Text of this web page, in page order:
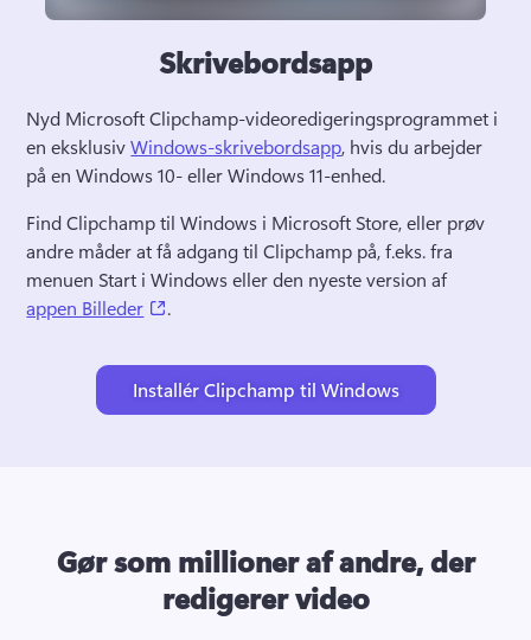
Skrivebordsapp
Nyd Microsoft Clipchamp-videoredigeringsprogrammet i
en eksklusiv Windows-skrivebordsapp, hvis du arbejder
på en Windows 10- eller Windows 11-enhed.
Find Clipchamp til Windows i Microsoft Store, eller prøv
andre måder at få adgang til Clipchamp på, f.eks. fra
menuen Start i Windows eller den nyeste version af
appen Billeder
.
Installér Clipchamp til Windows
Gør som millioner af andre, der
redigerer video